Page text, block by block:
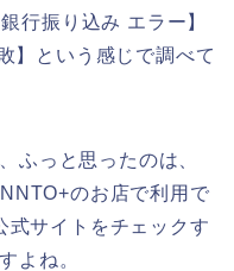
行振り込み エラー】
】という感じで調べて
ふっと思ったのは、
のお店で利用で
式サイトをチェックす
よね。